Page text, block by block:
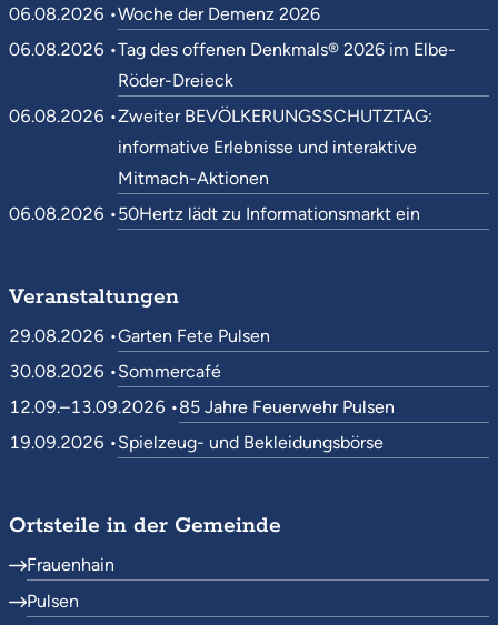
06.08.2026 •Woche der Demenz 2026
06.08.2026 •Tag des offenen Denkmals® 2026 im Elbe-
Röder-Dreieck
06.08.2026 •Zweiter BEVÖLKERUNGSSCHUTZTAG:
informative Erlebnisse und interaktive
Mitmach-Aktionen
06.08.2026 •50Hertz lädt zu Informationsmarkt ein
Veranstaltungen
29.08.2026 •Garten Fete Pulsen
30.08.2026 •Sommercafé
12.09.–13.09.2026 •85 Jahre Feuerwehr Pulsen
19.09.2026 •Spielzeug- und Bekleidungsbörse
Ortsteile in der Gemeinde
Frauenhain
Pulsen